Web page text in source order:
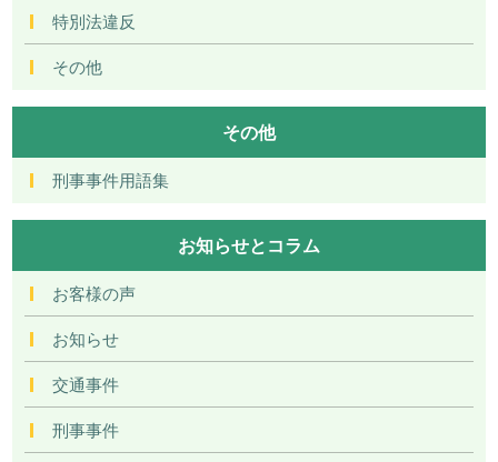
特別法違反
その他
その他
刑事事件用語集
お知らせとコラム
お客様の声
お知らせ
交通事件
刑事事件